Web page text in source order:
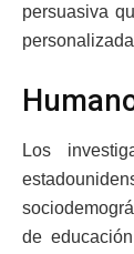
persuasiva
Los
de